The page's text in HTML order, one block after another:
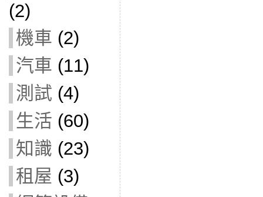
(2)
機車 (2)
汽車 (11)
測試 (4)
生活 (60)
知識 (23)
租屋 (3)